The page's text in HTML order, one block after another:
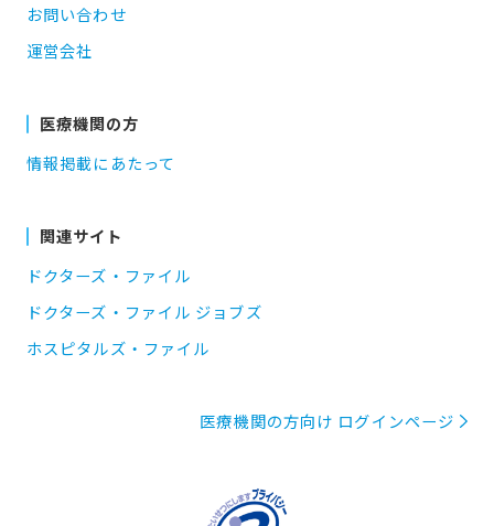
お問い合わせ
運営会社
医療機関の方
情報掲載にあたって
関連サイト
ドクターズ・ファイル
ドクターズ・ファイル ジョブズ
ホスピタルズ・ファイル
医療機関の方向け ログインページ